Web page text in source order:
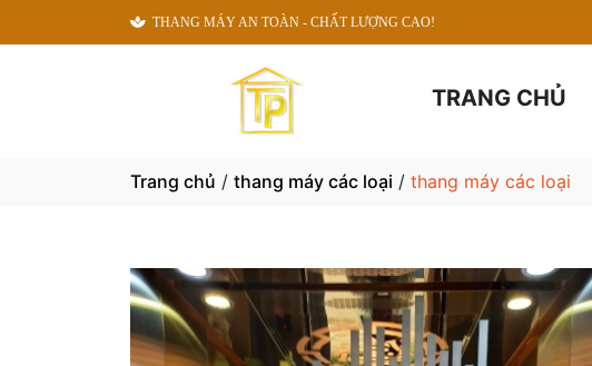
THANG MÁY AN TOÀN - CHẤT LƯỢNG CAO!
TRANG CHỦ
Trang chủ / thang máy các loại / thang máy các loại